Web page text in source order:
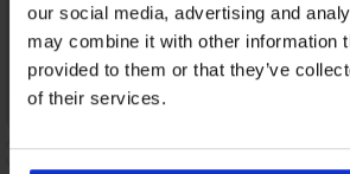
our social media, advertising and
may combine it with other information
provided to them or that they’ve
of their services.
4,8